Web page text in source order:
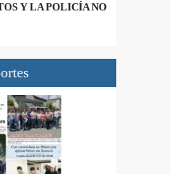
Y LA POLICÍA NO